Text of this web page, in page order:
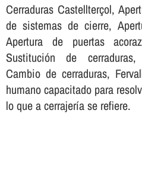
Cerraduras Castellterçol,
de sistemas de cierre,
Apertura de puertas
Sustitución de cerraduras,
Cambio de cerraduras,
humano capacitado para
lo que a cerrajerí­a se refiere.